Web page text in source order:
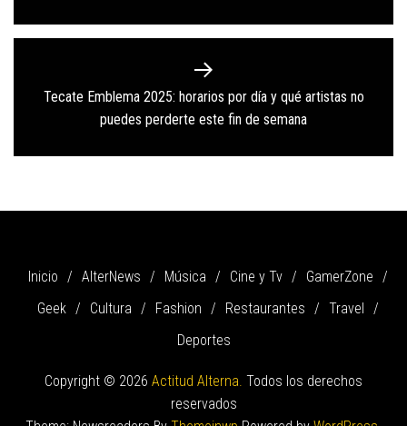
Next
post:
Tecate Emblema 2025: horarios por día y qué artistas no
puedes perderte este fin de semana
Inicio AlterNews Música Cine y Tv
GamerZone
Geek
Cultura Fashion Restaurantes
Travel
Deportes
Copyright © 2026 Actitud Alterna. Todos los derechos
reservados